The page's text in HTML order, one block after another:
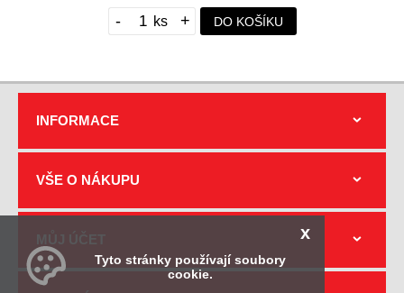
- + DO KOŠÍKU
INFORMACE
VŠE O NÁKUPU
x
Tyto stránky používají soubory
cookie.